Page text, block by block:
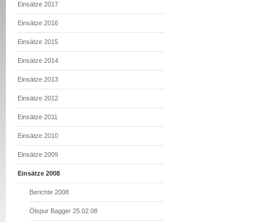
Einsätze 2017
Einsätze 2016
Einsätze 2015
Einsätze 2014
Einsätze 2013
Einsätze 2012
Einsätze 2011
Einsätze 2010
Einsätze 2009
Einsätze 2008
Berichte 2008
Ölspur Bagger 25.02.08